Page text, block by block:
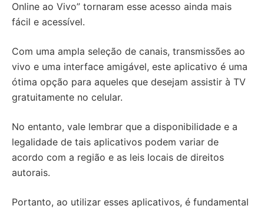
Online ao Vivo” tornaram esse acesso ainda mais
fácil e acessível.
Com uma ampla seleção de canais, transmissões ao
vivo e uma interface amigável, este aplicativo é uma
ótima opção para aqueles que desejam assistir à TV
gratuitamente no celular.
No entanto, vale lembrar que a disponibilidade e a
legalidade de tais aplicativos podem variar de
acordo com a região e as leis locais de direitos
autorais.
Portanto, ao utilizar esses aplicativos, é fundamental